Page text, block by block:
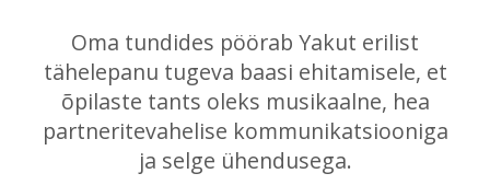
Oma tundides pöörab Yakut erilist
tähelepanu tugeva baasi ehitamisele, et
õpilaste tants oleks musikaalne, hea
partneritevahelise kommunikatsiooniga
ja selge ühendusega.